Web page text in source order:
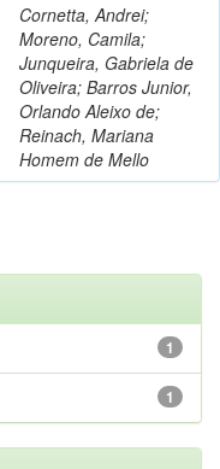
Cornetta, Andrei;
Moreno, Camila;
Junqueira, Gabriela de
Oliveira; Barros Junior,
Orlando Aleixo de;
Reinach, Mariana
Homem de Mello
1
1